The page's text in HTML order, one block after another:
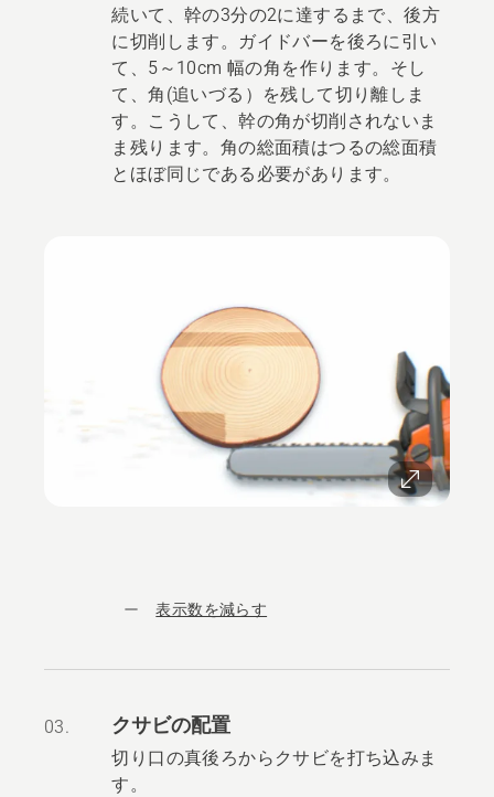
続いて、幹の3分の2に達するまで、後方
に切削します。ガイドバーを後ろに引い
て、5～10cm 幅の角を作ります。そし
て、角(追いづる）を残して切り離しま
す。こうして、幹の角が切削されないま
ま残ります。角の総面積はつるの総面積
とほぼ同じである必要があります。
表示数を減らす
03. クサビの配置
切り口の真後ろからクサビを打ち込みま
す。